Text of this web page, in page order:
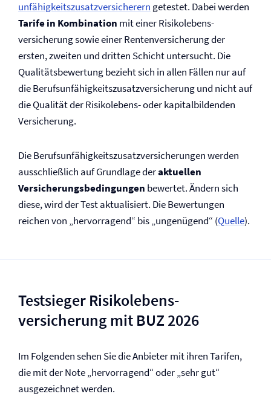
unfähigkeitszusatz­versicherern getestet. Dabei werden
Tarife in Kombination mit einer Risikolebens­
versicherung sowie einer Renten­versicherung der
ersten, zweiten und dritten Schicht untersucht. Die
Qualitätsbewertung bezieht sich in allen Fällen nur auf
die Berufs­unfähigkeitszusatz­versicherung und nicht auf
die Qualität der Risikolebens- oder kapitalbildenden
Versicherung.
Die Berufs­unfähigkeitszusatz­versicherungen werden
ausschließlich auf Grundlage deraktuellen
Versicherungs­bedingungen bewertet. Ändern sich
diese, wird der Test aktualisiert. Die Bewertungen
reichen von „hervorragend“ bis „ungenügend“ (Quelle).
Testsieger Risikolebens­
versicherung mit BUZ 2026
Im Folgenden sehen Sie die Anbieter mit ihren Tarifen,
die mit der Note „hervorragend“ oder „sehr gut“
ausgezeichnet werden.